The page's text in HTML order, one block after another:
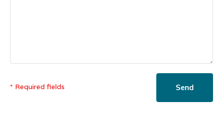
* Required fields Send